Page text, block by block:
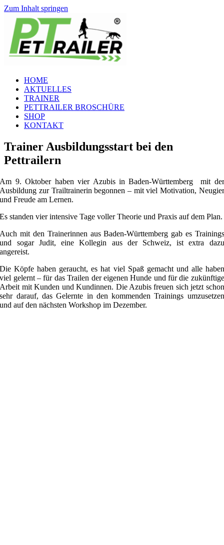
Zum Inhalt springen
HOME
AKTUELLES
TRAINER
PETTRAILER BROSCHÜRE
SHOP
KONTAKT
Trainer Ausbildungsstart bei den
Pettrailern
Am 9. Oktober haben vier Azubis in Baden-Württemberg mit der
Ausbildung zur Trailtrainerin begonnen – mit viel Motivation, Neugier
und Freude am Lernen.
Es standen vier intensive Tage voller Theorie und Praxis auf dem Plan.
Auch mit den Trainerinnen aus Baden-Württemberg gab es Trainings
und sogar Judit, eine Kollegin aus der Schweiz, ist extra dazu
angereist.
Die Köpfe haben geraucht, es hat viel Spaß gemacht und alle haben
viel gelernt – für das Trailen der eigenen Hunde und für die zukünftige
Arbeit mit Kunden und Kundinnen. Die Azubis freuen sich jetzt schon
sehr darauf, das Gelernte in den kommenden Trainings umzusetzen
und auf den nächsten Workshop im Dezember.